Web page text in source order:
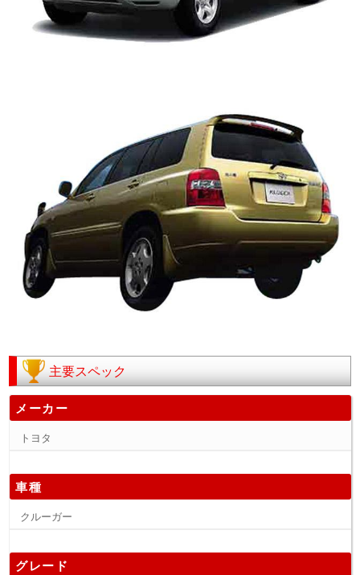
主要スペック
メーカー
トヨタ
車種
クルーガー
グレード